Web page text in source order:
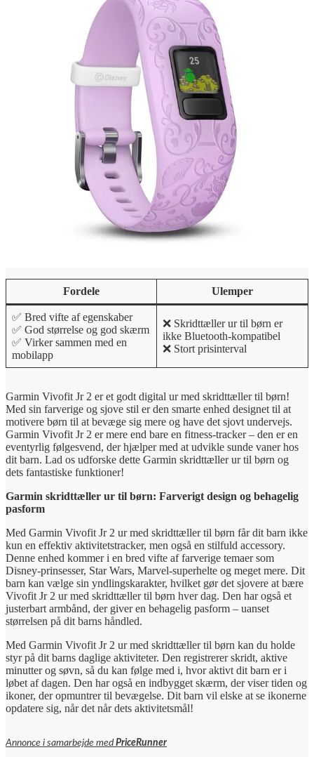
Fordele Ulemper
✅ Bred vifte af egenskaber
✅ God størrelse og god skærm
✅ Virker sammen med en
mobilapp
❌ Skridttæller ur til børn er
ikke Bluetooth-kompatibel
❌ Stort prisinterval
Garmin Vivofit Jr 2 er et godt digital ur med skridttæller til børn!
Med sin farverige og sjove stil er den smarte enhed designet til at
motivere børn til at bevæge sig mere og have det sjovt undervejs.
Garmin Vivofit Jr 2 er mere end bare en fitness-tracker – den er en
eventyrlig følgesvend, der hjælper med at udvikle sunde vaner hos
dit barn. Lad os udforske dette Garmin skridttæller ur til børn og
dets fantastiske funktioner!
Garmin skridttæller ur til børn: Farverigt design og behagelig
pasform
Med Garmin Vivofit Jr 2 ur med skridttæller til børn får dit barn ikke
kun en effektiv aktivitetstracker, men også en stilfuld accessory.
Denne enhed kommer i en bred vifte af farverige temaer som
Disney-prinsesser, Star Wars, Marvel-superhelte og meget mere. Dit
barn kan vælge sin yndlingskarakter, hvilket gør det sjovere at bære
Vivofit Jr 2 ur med skridttæller til børn hver dag. Den har også et
justerbart armbånd, der giver en behagelig pasform – uanset
størrelsen på dit barns håndled.
Med Garmin Vivofit Jr 2 ur med skridttæller til børn kan du holde
styr på dit barns daglige aktiviteter. Den registrerer skridt, aktive
minutter og søvn, så du kan følge med i, hvor aktivt dit barn er i
løbet af dagen. Den har også en indbygget skærm, der viser tiden og
ikoner, der opmuntrer til bevægelse. Dit barn vil elske at se ikonerne
opdatere sig, når det når dets aktivitetsmål!
Annonce i samarbejde med PriceRunner